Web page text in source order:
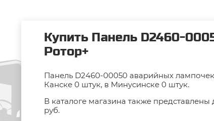
Купить Панель D2460-
Ротор+
Панель D2460-00050 аварийных лампочек
Канске 0 штук, в Минусинске 0 штук.
В каталоге магазина также представлены
руб.